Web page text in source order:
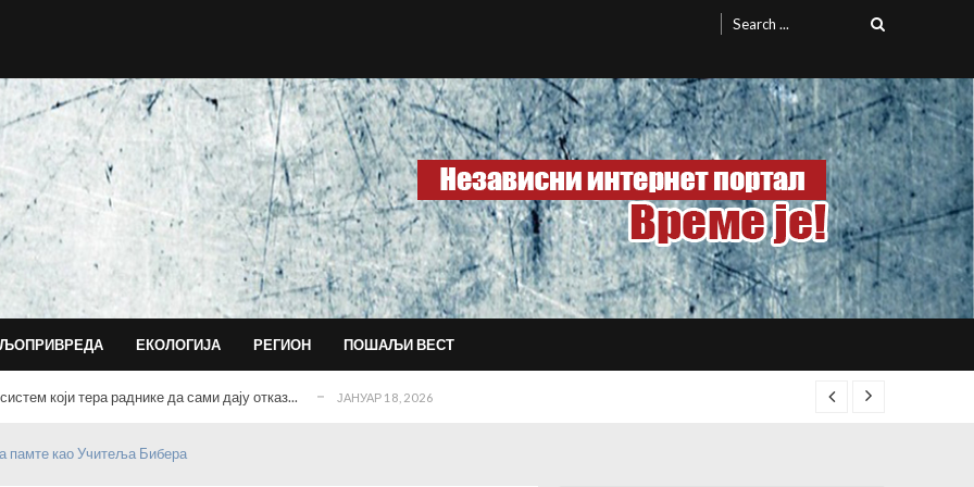
for:
ЕКОЛОГИЈА РЕГИОН ПОШАЉИ ВЕСТ
гимназији... ДЕЦЕМБАР 15, 2025
последицама... ДЕЦЕМБАР 14, 2025
који тера раднике да сами дају отказ... ЈАНУАР 18, 2026
ДЕЦЕМБАР 16, 2025
памте као Учитеља Бибера